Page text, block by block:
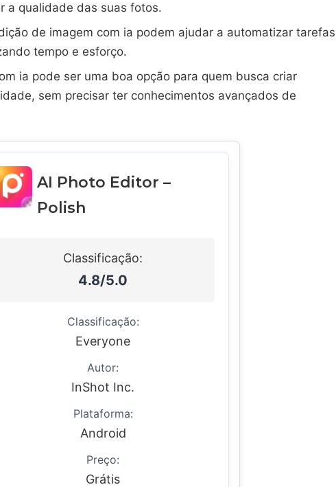
a qualidade das suas fotos.
de imagem com ia podem ajudar a automatizar tarefas
tempo e esforço.
ia pode ser uma boa opção para quem busca criar
sem precisar ter conhecimentos avançados de
AI Photo Editor –
Polish
Classificação:
4.8/5.0
Classificação:
Everyone
Autor:
InShot Inc.
Plataforma:
Android
Preço:
Grátis